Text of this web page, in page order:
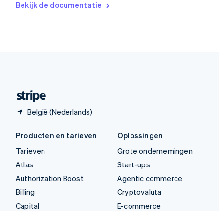
Bekijk de documentatie
België (Nederlands)
English
Producten en tarieven
Tarieven
Atlas
Authorization Boost
Billing
Capital
Oplossingen
Grote ondernemingen
Start-ups
Agentic commerce
Cryptovaluta
E-commerce